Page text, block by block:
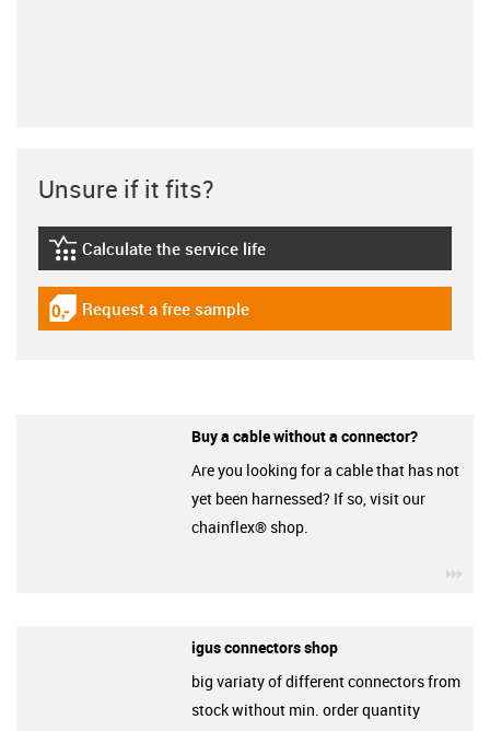
Unsure if it fits?
igus-icon-lebensdauerrechner
Calculate the service life
igus-icon-gratismuster
Request a free sample
Buy a cable without a connector?
Are you looking for a cable that has not
yet been harnessed? If so, visit our
chainflex® shop.
igus connectors shop
big variaty of different connectors from
stock without min. order quantity